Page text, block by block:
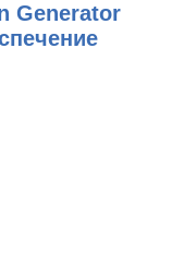
Generator